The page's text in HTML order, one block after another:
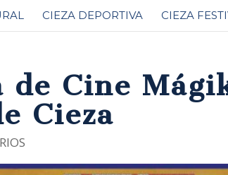
CIEZA DEPORTIVA CIEZA
de Cine
Cieza